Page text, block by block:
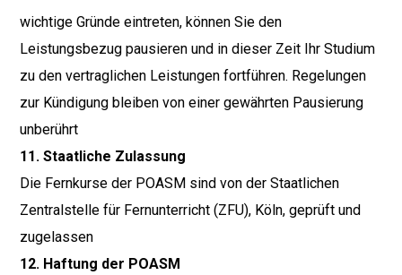
wichtige Gründe eintreten, können Sie den
Leistungsbezug pausieren und in dieser Zeit Ihr Studium
zu den vertraglichen Leistungen fortführen. Regelungen
zur Kündigung bleiben von einer gewährten Pausierung
unberührt
11. Staatliche Zulassung
Die Fernkurse der POASM sind von der Staatlichen
Zentralstelle für Fernunterricht (ZFU), Köln, geprüft und
zugelassen
12. Haftung der POASM